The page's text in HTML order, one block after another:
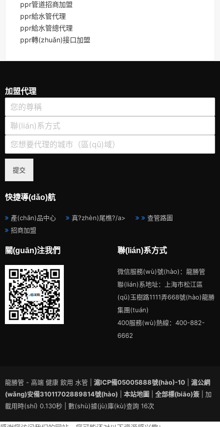
ppr管道招商加盟
ppr給水管代理
ppr給水管總代理
ppr轉(zhuǎn)接口加盟
加盟代理
提交
快捷導(dǎo)航
產(chǎn)品中心 真?zhèn)尾樵?/a>
查管路圖
招商加盟
關(guān)注我們 聯(lián)系方式
微信服務(wù)號(hào)：龍勝管
聯(lián)系地址：上海市松江區
(qū)玉樹路1111弄668號(hào)龍勝
集團(tuán)
400服務(wù)熱線：400-882-
6662
龍勝管 - 高端 健康 飲用 水管 | 滬ICP備05005888號(hào)-10
滬公網
(wǎng)安備31011702889814號(hào)
本站地圖 全部標(biāo)簽
| 加
載用時(shí) 0.130秒 | 數(shù)據(jù)庫(kù)查詢 16次